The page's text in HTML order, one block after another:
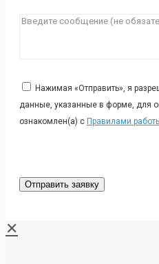
Нажимая «Отправить», я
данные, указанные в форме, для
ознакомлен(а) с Правилами
✕